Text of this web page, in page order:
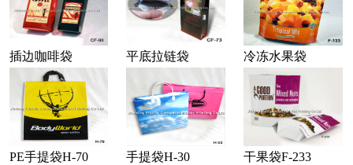
插边咖啡袋 平底拉链袋 冷冻水果袋
PE手提袋H-70 手提袋H-30 干果袋F-233